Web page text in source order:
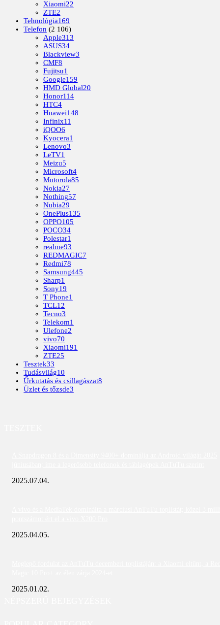
Xiaomi22
ZTE2
Tehnológia169
Telefon (2 106)
Apple313
ASUS34
Blackview3
CMF8
Fujitsu1
Google159
HMD Global20
Honor114
HTC4
Huawei148
Infinix11
iQOO6
Kyocera1
Lenovo3
LeTV1
Meizu5
Microsoft4
Motorola85
Nokia27
Nothing57
Nubia29
OnePlus135
OPPO105
POCO34
Polestar1
realme93
REDMAGIC7
Redmi78
Samsung445
Sharp1
Sony19
T Phone1
TCL12
Tecno3
Telekom1
Ulefone2
vivo70
Xiaomi191
ZTE25
Tesztek33
Tudásvilág10
Űrkutatás és csillagászat8
Üzlet és tőzsde3
2025.07.04.
2025.04.05.
2025.01.02.